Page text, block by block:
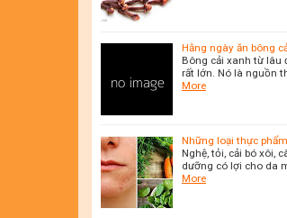
Hằng ngày ăn bông
Bông cải xanh từ lâu
rất lớn. Nó là nguồn
More
Những loại thực
Nghệ, tỏi, cải bó xôi,
dưỡng có lợi cho da
More